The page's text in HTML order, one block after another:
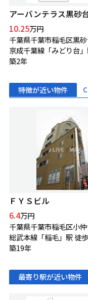
アーバンテラス黒砂
10.25万円
千葉県千葉市稲毛区黒
京成千葉線「みどり台
築2年
特徴が近い物件
ＦＹＳビル
6.4万円
千葉県千葉市稲毛区小
総武本線「稲毛」駅 徒
築19年
最寄り駅が近い物件